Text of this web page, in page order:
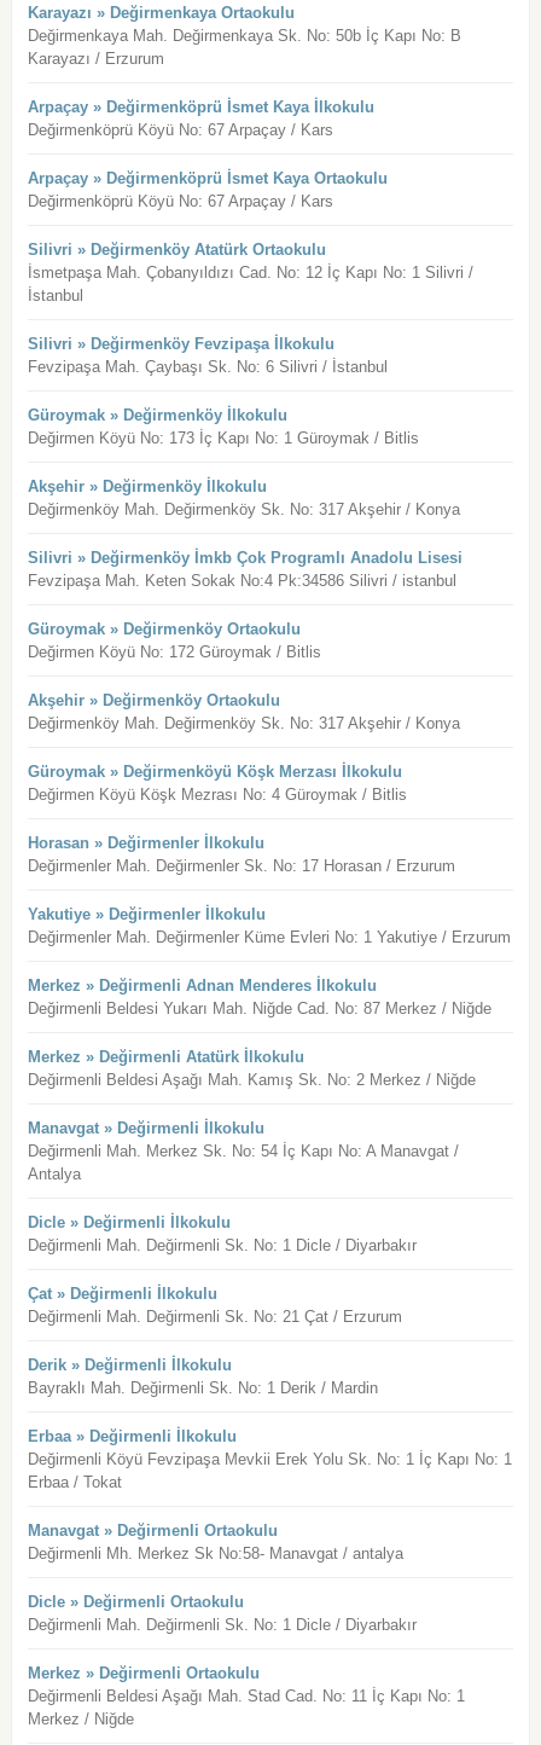
Karayazı » Değirmenkaya Ortaokulu
Değirmenkaya Mah. Değirmenkaya Sk. No: 50b İç Kapı No: B
Karayazı / Erzurum
Arpaçay » Değirmenköprü İsmet Kaya İlkokulu
Değirmenköprü Köyü No: 67 Arpaçay / Kars
Arpaçay » Değirmenköprü İsmet Kaya Ortaokulu
Değirmenköprü Köyü No: 67 Arpaçay / Kars
Silivri » Değirmenköy Atatürk Ortaokulu
İsmetpaşa Mah. Çobanyıldızı Cad. No: 12 İç Kapı No: 1 Silivri /
İstanbul
Silivri » Değirmenköy Fevzipaşa İlkokulu
Fevzipaşa Mah. Çaybaşı Sk. No: 6 Silivri / İstanbul
Güroymak » Değirmenköy İlkokulu
Değirmen Köyü No: 173 İç Kapı No: 1 Güroymak / Bitlis
Akşehir » Değirmenköy İlkokulu
Değirmenköy Mah. Değirmenköy Sk. No: 317 Akşehir / Konya
Silivri » Değirmenköy İmkb Çok Programlı Anadolu Lisesi
Fevzipaşa Mah. Keten Sokak No:4 Pk:34586 Silivri / istanbul
Güroymak » Değirmenköy Ortaokulu
Değirmen Köyü No: 172 Güroymak / Bitlis
Akşehir » Değirmenköy Ortaokulu
Değirmenköy Mah. Değirmenköy Sk. No: 317 Akşehir / Konya
Güroymak » Değirmenköyü Köşk Merzası İlkokulu
Değirmen Köyü Köşk Mezrası No: 4 Güroymak / Bitlis
Horasan » Değirmenler İlkokulu
Değirmenler Mah. Değirmenler Sk. No: 17 Horasan / Erzurum
Yakutiye » Değirmenler İlkokulu
Değirmenler Mah. Değirmenler Küme Evleri No: 1 Yakutiye / Erzurum
Merkez » Değirmenli Adnan Menderes İlkokulu
Değirmenli Beldesi Yukarı Mah. Niğde Cad. No: 87 Merkez / Niğde
Merkez » Değirmenli Atatürk İlkokulu
Değirmenli Beldesi Aşağı Mah. Kamış Sk. No: 2 Merkez / Niğde
Manavgat » Değirmenli İlkokulu
Değirmenli Mah. Merkez Sk. No: 54 İç Kapı No: A Manavgat /
Antalya
Dicle » Değirmenli İlkokulu
Değirmenli Mah. Değirmenli Sk. No: 1 Dicle / Diyarbakır
Çat » Değirmenli İlkokulu
Değirmenli Mah. Değirmenli Sk. No: 21 Çat / Erzurum
Derik » Değirmenli İlkokulu
Bayraklı Mah. Değirmenli Sk. No: 1 Derik / Mardin
Erbaa » Değirmenli İlkokulu
Değirmenli Köyü Fevzipaşa Mevkii Erek Yolu Sk. No: 1 İç Kapı No: 1
Erbaa / Tokat
Manavgat » Değirmenli Ortaokulu
Değirmenli Mh. Merkez Sk No:58- Manavgat / antalya
Dicle » Değirmenli Ortaokulu
Değirmenli Mah. Değirmenli Sk. No: 1 Dicle / Diyarbakır
Merkez » Değirmenli Ortaokulu
Değirmenli Beldesi Aşağı Mah. Stad Cad. No: 11 İç Kapı No: 1
Merkez / Niğde